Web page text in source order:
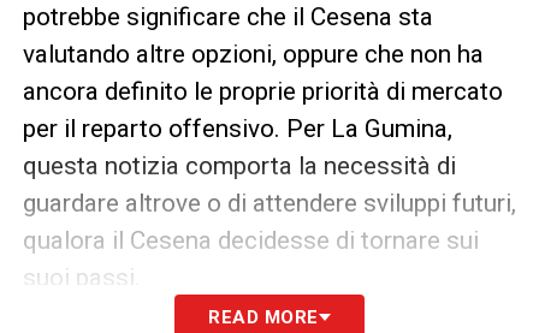
potrebbe significare che il Cesena sta
valutando altre opzioni, oppure che non ha
ancora definito le proprie priorità di mercato
per il reparto offensivo. Per La Gumina,
questa notizia comporta la necessità di
guardare altrove o di attendere sviluppi futuri,
qualora il Cesena decidesse di tornare sui
suoi passi.
READ MORE